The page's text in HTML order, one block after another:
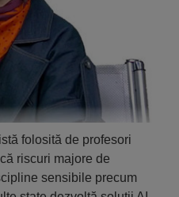
folosită de profesori
riscuri majore de
sensibile precum